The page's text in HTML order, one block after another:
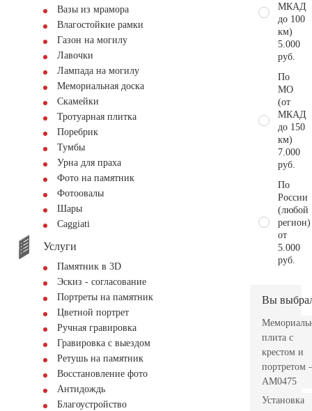
Вазы из мрамора
Влагостойкие рамки
Газон на могилу
Лавочки
Лампада на могилу
Мемориальная доска
Скамейки
Тротуарная плитка
Поребрик
Тумбы
Урна для праха
Фото на памятник
Фотоовалы
Шары
Сaggiati
Услуги
Памятник в 3D
Эскиз - согласование
Портреты на памятник
Цветной портрет
Ручная гравировка
Гравировка с выездом
Ретушь на памятник
Восстановление фото
Антидождь
Благоустройство
МКАД
до 100
км)
5.000
руб.
По
МО
(от
МКАД
до 150
км)
7.000
руб.
По
России
(любой
регион)
от
5.000
руб.
Вы
плита с
крестом и
портретом
AM0475
Установка